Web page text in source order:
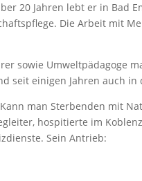
20 Jahren lebt er in Bad
Die Arbeit mit
sowie Umweltpädagoge
seit einigen Jahren auch in
man Sterbenden mit
hospitierte im
Sein Antrieb: